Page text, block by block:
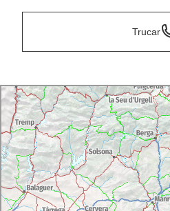
Trucar